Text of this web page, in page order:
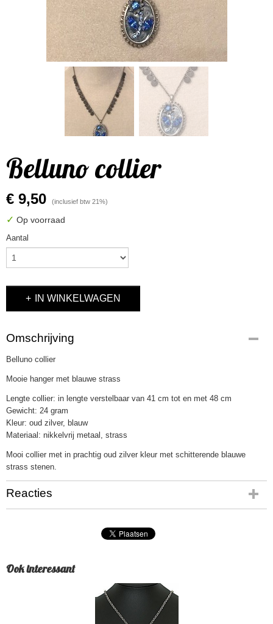
Belluno collier
€ 9,50 (inclusief btw 21%)
✓ Op voorraad
Aantal
IN WINKELWAGEN
Omschrijving
Belluno collier
Mooie hanger met blauwe strass
Lengte collier: in lengte verstelbaar van 41 cm tot en met 48 cm
Gewicht: 24 gram
Kleur: oud zilver, blauw
Materiaal: nikkelvrij metaal, strass
Mooi collier met in prachtig oud zilver kleur met schitterende blauwe
strass stenen.
Reacties
Ook interessant